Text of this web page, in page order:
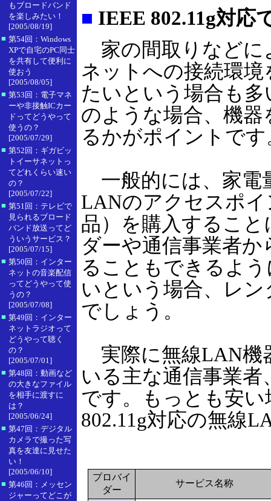
もブロードバンド
を楽しみたい！
[2005/08/19]
■ 第54回：Windows
XPで自宅のPC同士
を共有して便利に
使おう
[2005/08/05]
■ 第53回：電子マネ
ーや非接触ICカー
ドってどうやって
使うの？
[2005/07/29]
■ 第52回：ギガビッ
トイーサネットっ
てどれくらい速い
の？
[2005/07/22]
■ 第51回：テレビで
見られるブロード
バンド放送ってど
ういうサービス？
[2005/07/15]
■ 第50回：インター
ネットの音楽配信
ってどうやって使
うの？
[2005/07/08]
■ 第49回：インター
ネットラジオって
どうやって聴く
の？
[2005/07/01]
■ 第48回：動画など
の大きなファイル
を相手に渡すに
は？
[2005/06/24]
■ 第47回：デジタル
カメラで撮った写
真を友達に見せた
い！
[2005/06/10]
■ 第46回：メッセン
ジャーってどこが
■ IEEE 802.11g対応
家の間取りなどに
ネットへの接続環
たいという場合も
のような場合、機
るかがポイントです
一般的には、家電
LANのアクセスポ
品）を購入するこ
ダーや通信事業者
ることもできるよ
いという場合、レ
でしょう。
実際に無線LAN機
いる主な通信事業
です。もっとも安い
802.11g対応の無線
プロバイ
ダー
サービス名称